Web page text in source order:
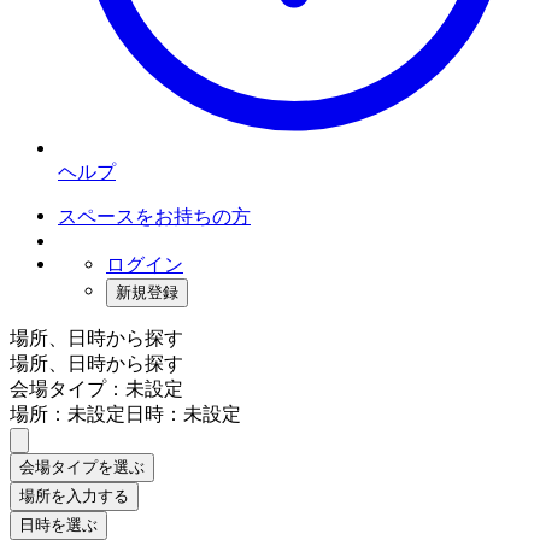
ヘルプ
スペースをお持ちの方
ログイン
新規登録
場所、日時から探す
場所、日時から探す
会場タイプ：未設定
場所：未設定日時：未設定
会場タイプを選ぶ
場所を入力する
日時を選ぶ